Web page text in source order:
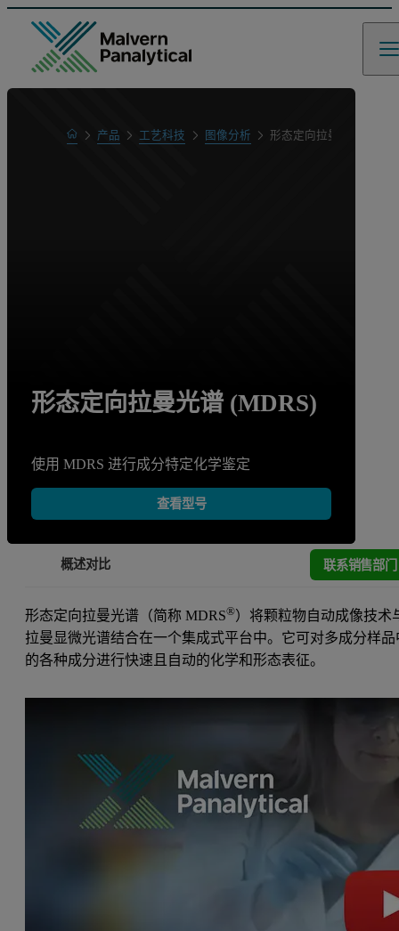
Home产品 工艺科技 图像分析 形态定向拉曼光谱
形态定向拉曼光谱 (MDRS)
使用 MDRS 进行成分特定化学鉴定
查看型号
概述对比 联系销售部门
形态定向拉曼光谱（简称 MDRS®）将颗粒物自动成像技术
拉曼显微光谱结合在一个集成式平台中。它可对多成分样品
的各种成分进行快速且自动的化学和形态表征。